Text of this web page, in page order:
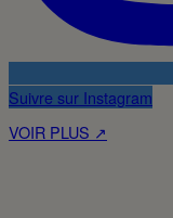
Suivre sur Instagram
VOIR PLUS ↗